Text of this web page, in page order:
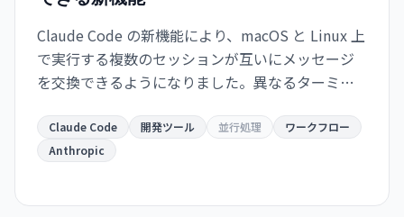
Claude Code の新機能により、macOS と Linux 上
で実行する複数のセッションが互いにメッセージ
を交換できるようになりました。異なるターミナ
し、開発ワークフローが大幅に効率化されます。
Claude Code 開発ツール 並行処理
ワークフロー
Anthropic